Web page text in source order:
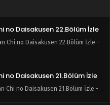
no Daisakusen 22.Bölüm İzle
Chi no Daisakusen 22.Bölüm İzle -
no Daisakusen 21.Bölüm İzle
Chi no Daisakusen 21.Bölüm İzle -